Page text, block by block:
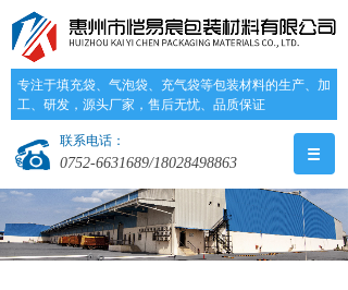
联系电话：
0752-6631689/18028498863
专注于填充袋、气泡袋、充气袋等包装材料的生产、加
工、研发，源头厂家，售后无忧、品质保证